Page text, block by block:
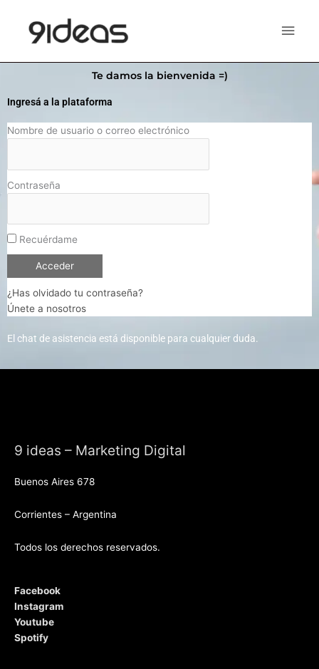
contenido
Te damos la bienvenida =)
Ingresá a la plataforma
Nombre de usuario o correo electrónico
Contraseña
Recuérdame
¿Has olvidado tu contraseña?
Únete a nosotros
El chat de asistencia está disponible para cualquier duda.
9 ideas – Marketing Digital
Buenos Aires 678
Corrientes – Argentina
Todos los derechos reservados.
Facebook
Instagram
Youtube
Spotify